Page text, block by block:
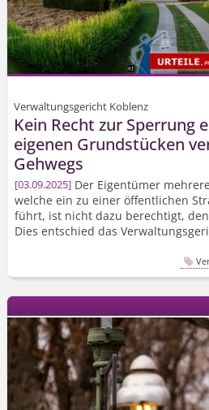
Verwaltungsgericht Koblenz
Kein Recht zur Sperrung
eigenen Grundstücken
Gehwegs
03.09.2025 Der Eigentümer
welche ein zu einer öffentlichen
führt, ist nicht dazu berechtigt,
Dies entschied das